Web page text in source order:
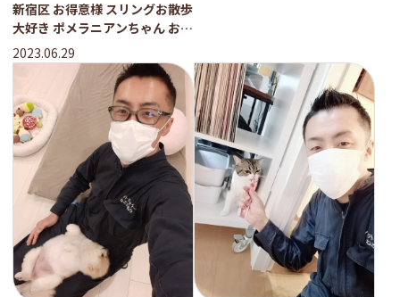
新宿区 お得意様 スリングお散歩
大好き ポメラニアンちゃん お世
話レポート
2023.06.29